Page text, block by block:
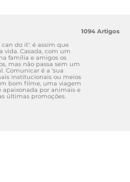
do it’: é assim que
vida. Casada, com um
família e amigos os
mas não passa sem um
Comunicar é a ‘sua
institucionais ou meios
bom filme, uma viagem
apaixonada por animais e
últimas promoções.
1094 Artigos